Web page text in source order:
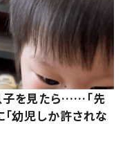
を見たら……「先
「幼児しか許されな